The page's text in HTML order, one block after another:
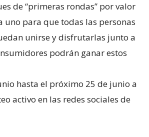
de “primeras rondas” por valor
uno para que todas las personas
unirse y disfrutarlas junto a
podrán ganar estos
hasta el próximo 25 de junio a
activo en las redes sociales de